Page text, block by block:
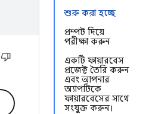
শুরু করা হচ্ছে
প্রম্পট দিয়ে
পরীক্ষা করুন
একটি ফায়ারবেস
প্রজেক্ট তৈরি করুন
এবং আপনার
অ্যাপটিকে
ফায়ারবেসের সাথে
সংযুক্ত করুন।